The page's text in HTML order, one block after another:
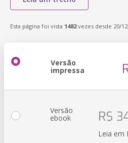
Esta página foi vista 1482vezes desde 20/
Versão
impressa
Versão
ebook R$
Leia em